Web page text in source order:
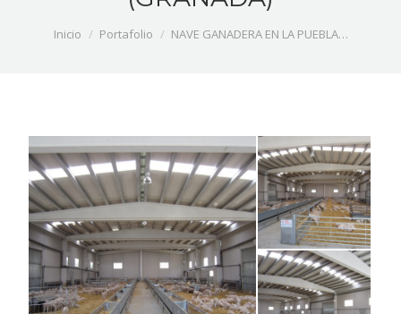
Estás aquí:
Inicio Portafolio NAVE GANADERA EN LA PUEBLA…